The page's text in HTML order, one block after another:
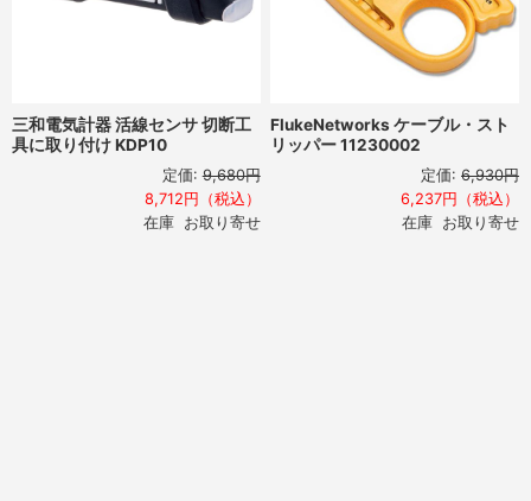
三和電気計器 活線センサ 切断工
具に取り付け KDP10
定価: 9,680円
8,712円（税込）
在庫 お取り寄せ
FlukeNetworks ケーブル・スト
リッパー 11230002
定価: 6,930円
6,237円（税込）
在庫 お取り寄せ